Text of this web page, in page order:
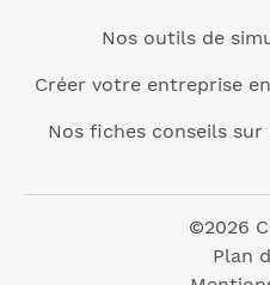
Nos outils de
Créer votre entreprise
Nos fiches conseils
©2026
Plan